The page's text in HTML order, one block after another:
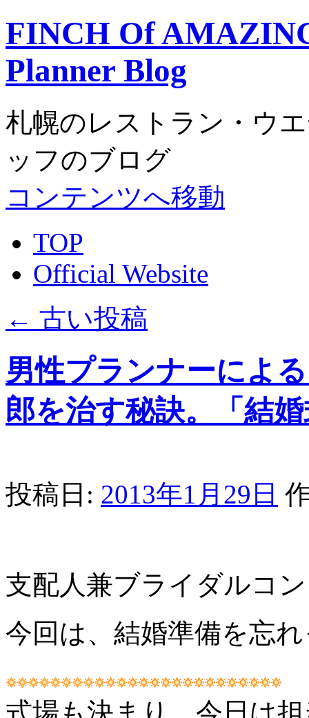
FINCH Of
Planner Blog
札幌のレストラン・ウ
ッフのブログ
コンテンツへ移動
TOP
Official Website
← 古い投稿
男性プランナーによ
郎を治す秘訣。「結
投稿日: 2013年1月29日
支配人兼ブライダルコ
今回は、結婚準備を忘
式場も決まり、今日は